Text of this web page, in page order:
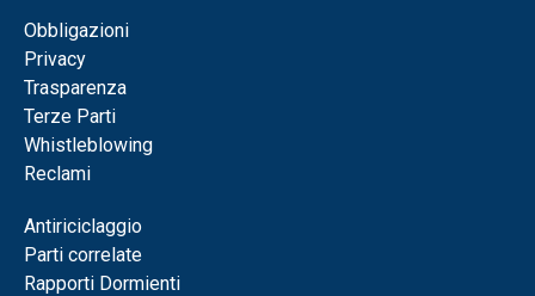
Obbligazioni
Privacy
Trasparenza
Terze Parti
Whistleblowing
Reclami
Antiriciclaggio
Parti correlate
Rapporti Dormienti